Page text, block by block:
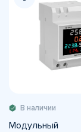
В наличии
Модульный